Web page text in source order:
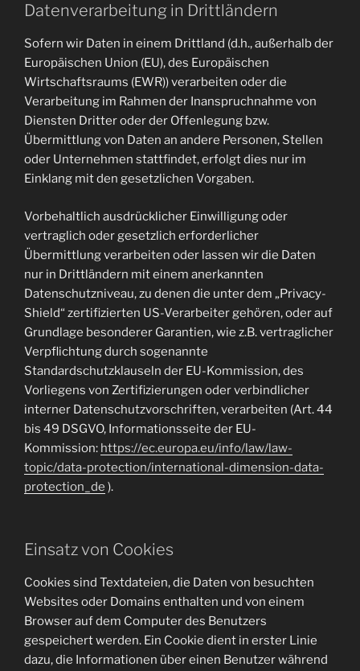
Datenverarbeitung in Drittländern
Sofern wir Daten in einem Drittland (d.h., außerhalb der
Europäischen Union (EU), des Europäischen
Wirtschaftsraums (EWR)) verarbeiten oder die
Verarbeitung im Rahmen der Inanspruchnahme von
Diensten Dritter oder der Offenlegung bzw.
Übermittlung von Daten an andere Personen, Stellen
oder Unternehmen stattfindet, erfolgt dies nur im
Einklang mit den gesetzlichen Vorgaben.
Vorbehaltlich ausdrücklicher Einwilligung oder
vertraglich oder gesetzlich erforderlicher
Übermittlung verarbeiten oder lassen wir die Daten
nur in Drittländern mit einem anerkannten
Datenschutzniveau, zu denen die unter dem „Privacy-
Shield“ zertifizierten US-Verarbeiter gehören, oder auf
Grundlage besonderer Garantien, wie z.B. vertraglicher
Verpflichtung durch sogenannte
Standardschutzklauseln der EU-Kommission, des
Vorliegens von Zertifizierungen oder verbindlicher
interner Datenschutzvorschriften, verarbeiten (Art. 44
bis 49 DSGVO, Informationsseite der EU-
Kommission: https://ec.europa.eu/info/law/law-
topic/data-protection/international-dimension-data-
protection_de ).
Einsatz von Cookies
Cookies sind Textdateien, die Daten von besuchten
Websites oder Domains enthalten und von einem
Browser auf dem Computer des Benutzers
gespeichert werden. Ein Cookie dient in erster Linie
dazu, die Informationen über einen Benutzer während